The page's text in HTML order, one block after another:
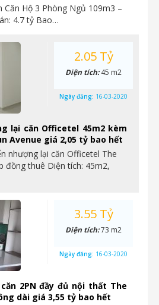
Căn Hộ 3 Phòng Ngủ 109m3 –
4.7 tỷ Bao…
lại căn Officetel 45m2 kèm
Avenue giá 2,05 tỷ bao hết
nhượng lại căn Officetel The
đồng thuê Diện tích: 45m2,
2.05 Tỷ
Diện tích:45 m2
Ngày đăng: 16-03-2020
2PN đầy đủ nội thất The
dài giá 3,55 tỷ bao hết
3.55 Tỷ
Diện tích:73 m2
Ngày đăng: 16-03-2020